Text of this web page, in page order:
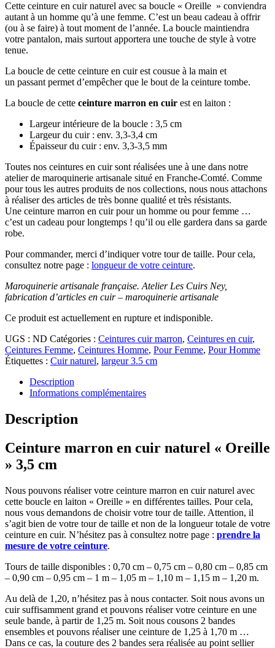
Cette ceinture en cuir naturel avec sa boucle « Oreille » conviendra
autant à un homme qu’à une femme. C’est un beau cadeau à offrir
(ou à se faire) à tout moment de l’année. La boucle maintiendra
votre pantalon, mais surtout apportera une touche de style à votre
tenue.
La boucle de cette ceinture en cuir est cousue à la main et
un passant permet d’empêcher que le bout de la ceinture tombe.
La boucle de cette ceinture marron en cuir est en laiton :
Largeur intérieure de la boucle : 3,5 cm
Largeur du cuir : env. 3,3-3,4 cm
Épaisseur du cuir : env. 3,3-3,5 mm
Toutes nos ceintures en cuir sont réalisées une à une dans notre
atelier de maroquinerie artisanale situé en Franche-Comté. Comme
pour tous les autres produits de nos collections, nous nous attachons
à réaliser des articles de très bonne qualité et très résistants.
Une ceinture marron en cuir pour un homme ou pour femme …
c’est un cadeau pour longtemps ! qu’il ou elle gardera dans sa garde
robe.
Pour commander, merci d’indiquer votre tour de taille. Pour cela,
consultez notre page : longueur de votre ceinture.
Maroquinerie artisanale française. Atelier Les Cuirs Ney,
fabrication d’articles en cuir – maroquinerie artisanale
Ce produit est actuellement en rupture et indisponible.
UGS : ND Catégories : Ceintures cuir marron, Ceintures en cuir,
Ceintures Femme, Ceintures Homme, Pour Femme, Pour Homme
Étiquettes : Cuir naturel, largeur 3.5 cm
Description
Informations complémentaires
Description
Ceinture marron en cuir naturel « Oreille
» 3,5 cm
Nous pouvons réaliser votre ceinture marron en cuir naturel avec
cette boucle en laiton « Oreille » en différentes tailles. Pour cela,
nous vous demandons de choisir votre tour de taille. Attention, il
s’agit bien de votre tour de taille et non de la longueur totale de votre
ceinture en cuir. N’hésitez pas à consultez notre page : prendre la
mesure de votre ceinture.
Tours de taille disponibles : 0,70 cm – 0,75 cm – 0,80 cm – 0,85 cm
– 0,90 cm – 0,95 cm – 1 m – 1,05 m – 1,10 m – 1,15 m – 1,20 m.
Au delà de 1,20, n’hésitez pas à nous contacter. Soit nous avons un
cuir suffisamment grand et pouvons réaliser votre ceinture en une
seule bande, à partir de 1,25 m. Soit nous cousons 2 bandes
ensembles et pouvons réaliser une ceinture de 1,25 à 1,70 m …
Dans ce cas, la couture des 2 bandes sera réalisée au point sellier